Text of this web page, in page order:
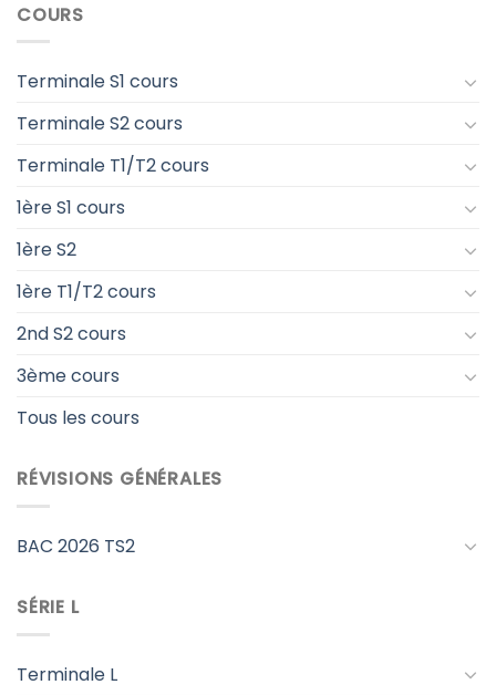
COURS
Terminale S1 cours
Terminale S2 cours
Terminale T1/T2 cours
1ère S1 cours
1ère S2
1ère T1/T2 cours
2nd S2 cours
3ème cours
Tous les cours
RÉVISIONS GÉNÉRALES
BAC 2026 TS2
SÉRIE L
Terminale L